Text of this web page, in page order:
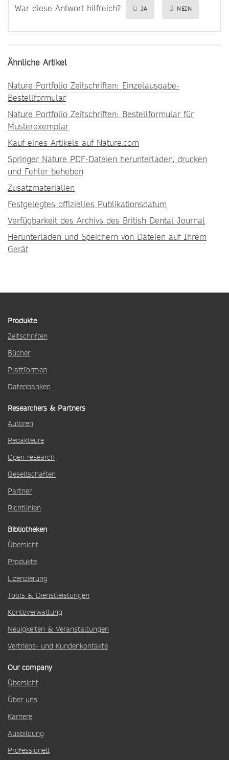
War diese Antwort hilfreich? JA NEIN
Ähnliche Artikel
Nature Portfolio Zeitschriften: Einzelausgabe-
Bestellformular
Nature Portfolio Zeitschriften: Bestellformular für
Musterexemplar
Kauf eines Artikels auf Nature.com
Springer Nature PDF-Dateien herunterladen, drucken
und Fehler beheben
Zusatzmaterialien
Festgelegtes offizielles Publikationsdatum
Verfügbarkeit des Archivs des British Dental Journal
Herunterladen und Speichern von Dateien auf Ihrem
Gerät
Produkte
Zeitschriften
Bücher
Plattformen
Datenbanken
Researchers & Partners
Autoren
Redakteure
Open research
Gesellschaften
Partner
Richtlinien
Bibliotheken
Übersicht
Produkte
Lizenzierung
Tools & Dienstleistungen
Kontoverwaltung
Neuigkeiten & Veranstaltungen
Vertriebs- und Kundenkontakte
Our company
Übersicht
Über uns
Karriere
Ausbildung
Professionell